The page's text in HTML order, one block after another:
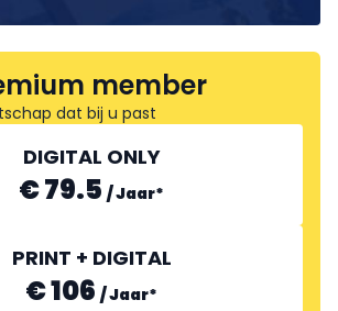
member
dat bij u past
DIGITAL ONLY
€ 79.5 /Jaar*
PRINT + DIGITAL
€ 106 /Jaar*